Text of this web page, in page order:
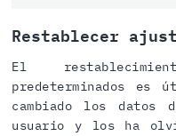
Restablecer
El
predeterminados es
cambiado los
usuario y los ha